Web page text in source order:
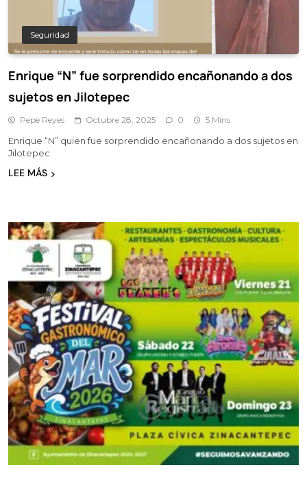
Seguridad
Enrique “N” fue sorprendido encañonando a dos
sujetos en Jilotepec
Pepe Reyes Octubre 28, 2025 0 5 Mins
Enrique “N” quien fue sorprendido encañonando a dos sujetos en
Jilotepec
LEE MÁS